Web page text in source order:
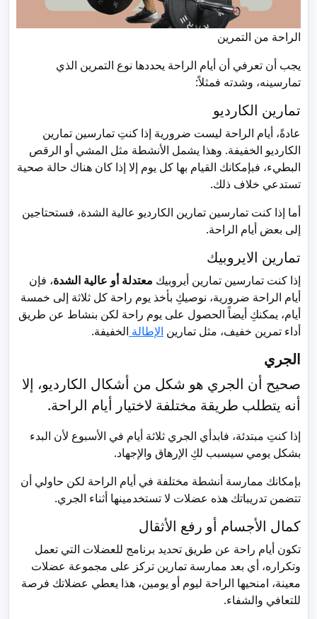
الراحة من التمرين
يجب أن تعرفي أن أيام الراحة يحددها نوع التمرين الذي
تمارسينه، وشدته فمثلاً:
تمارين الكارديو
عادةً، أيام الراحة ليست ضرورية إذا كنتِ تمارسين تمارين
الكارديو الخفيفة. وهذا يشمل الأنشطة مثل المشي أو الرقص
البطيء، فبإمكانك القيام بها كل يوم إلا إذا كان هناك حالة صحية
تستدعي خلاف ذلك.
أما إذا كنت تمارسين تمارين الكارديو عالية الشدة، فستحتاجين
إلى بعض أيام الراحة.
تمارين الايروبيك
إذا كنت تمارسين تمارين أيروبيك معتدلة أو عالية الشدة، فإن
أيام الراحة ضرورية، نوصيكِ بأخذ يوم راحة كل ثلاثة إلى خمسة
أيام، يمكنكِ أيضاً الحصول على يوم راحة لكن بنشاط عن طريق
أداء تمرين خفيف، مثل تمارين الإطالة الخفيفة.
الجري
صحيح أن الجري هو شكل من أشكال الكارديو، إلا
أنه يتطلب طريقة مختلفة لاختيار أيام الراحة.
إذا كنتِ مبتدئة، فابدأي الجري ثلاثة أيام في الأسبوع لأن البدء
بشكل يومي سيسبب لكِ الإرهاق والإجهاد.
بإمكانك ممارسة أنشطة مختلفة في أيام الراحة لكن حاولي أن
تتضمن تدريباتك هذه عضلات لا تستخدمينها أثناء الجري.
كمال الأجسام أو رفع الأثقال
تكون أيام راحة عن طريق تحديد برنامج للعضلات التي تعمل
وتكراره، أي بعد ممارسة تمارين تركز على مجموعة عضلات
معينة، امنحيها الراحة ليوم أو يومين، هذا يعطي عضلاتك فرصة
للتعافي والشفاء.